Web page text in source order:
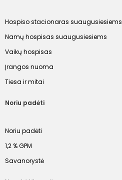
Hospiso stacionaras suaugusiesiems
Namų hospisas suaugusiesiems
Vaikų hospisas
Įrangos nuoma
Tiesa ir mitai
Noriu padėti
Noriu padėti
1,2 % GPM
Savanorystė